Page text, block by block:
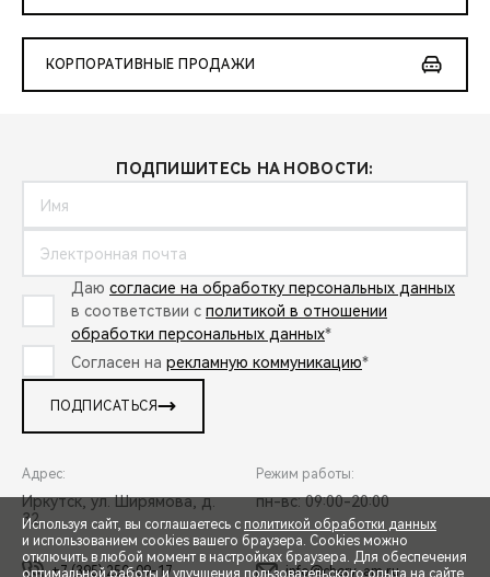
КОРПОРАТИВНЫЕ ПРОДАЖИ
ПОДПИШИТЕСЬ НА НОВОСТИ:
Даю согласие на обработку персональных данных
в соответствии с политикой в отношении
обработки персональных данных*
Согласен на рекламную коммуникацию*
ПОДПИСАТЬСЯ
Адрес:
Иркутск, ул. Ширямова, д.
32
Режим работы:
пн-вс: 09:00-20:00
+7 (395) 250-09-17 info@chery-am.ru
Используя сайт, вы соглашаетесь с политикой обработки данных
и использованием cookies вашего браузера. Cookies можно
отключить в любой момент в настройках браузера. Для обеспечения
оптимальной работы и улучшения пользовательского опыта на сайте